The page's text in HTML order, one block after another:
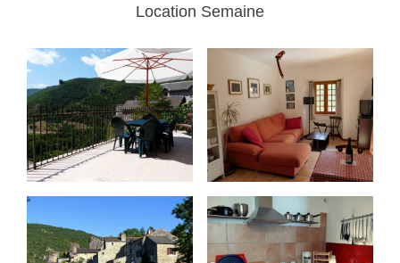
Location Semaine